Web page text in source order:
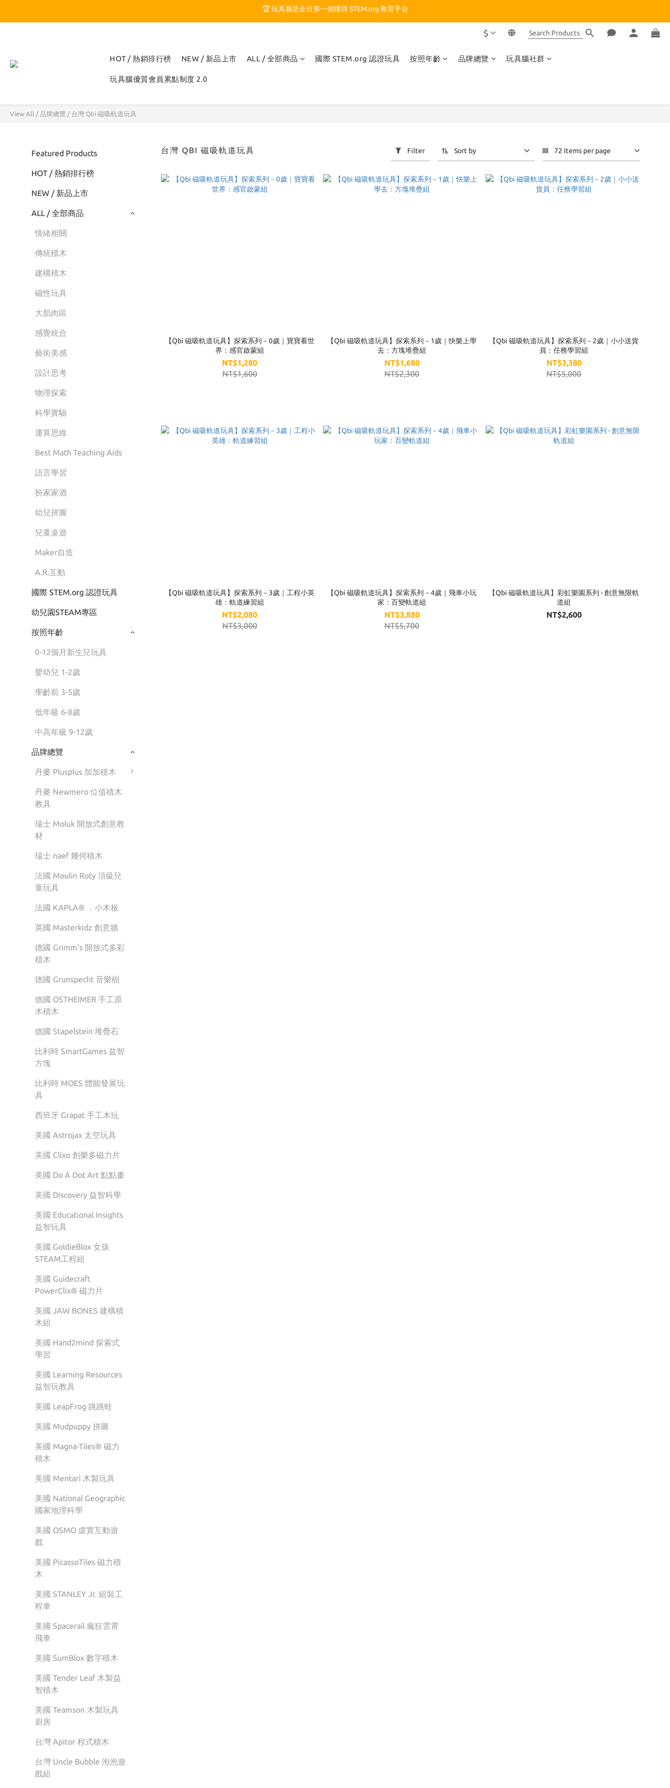
🏆 玩具腦是全台第一個獲得 STEM.org 教育平台
🍎 玩具腦最特別的 VIP 制度 👉
$
HOT / 熱銷排行榜 NEW / 新品上市 ALL / 全部商品 國際 STEM.org 認證玩具 按照年齡 品牌總覽 玩具腦社群
玩具腦優質會員累點制度 2.0
View All / 品牌總覽 / 台灣 Qbi 磁吸軌道玩具
Featured Products
HOT / 熱銷排行榜
NEW / 新品上市
ALL / 全部商品
情緒相關
傳統積木
建構積木
磁性玩具
大肌肉區
感覺統合
藝術美感
設計思考
物理探索
科學實驗
運算思維
Best Math Teaching Aids
語言學習
扮家家酒
幼兒拼圖
兒童桌遊
Maker自造
A.R.互動
國際 STEM.org 認證玩具
幼兒園STEAM專區
按照年齡
0-12個月新生兒玩具
嬰幼兒 1-2歲
學齡前 3-5歲
低年級 6-8歲
中高年級 9-12歲
品牌總覽
丹麥 Plusplus 加加積木
丹麥 Newmero 位值積木
教具
瑞士 Moluk 開放式創意教
材
瑞士 naef 幾何積木
法國 Moulin Roty 頂級兒
童玩具
法國 KAPLA® ．小木板
英國 Masterkidz 創意牆
德國 Grimm's 開放式多彩
積木
德國 Grunspecht 音樂樹
德國 OSTHEIMER 手工原
木積木
德國 Stapelstein 堆疊石
比利時 SmartGames 益智
方塊
比利時 MOES 體能發展玩
具
西班牙 Grapat 手工木玩
美國 Astrojax 太空玩具
美國 Clixo 創樂多磁力片
美國 Do A Dot Art 點點畫
美國 Discovery 益智科學
美國 Educational Insights
益智玩具
美國 GoldieBlox 女孩
STEAM工程組
美國 Guidecraft
PowerClix® 磁力片
美國 JAW BONES 建構積
木組
美國 Hand2mind 探索式
學習
美國 Learning Resources
益智玩教具
美國 LeapFrog 跳跳蛙
美國 Mudpuppy 拼圖
美國 Magna-Tiles® 磁力
積木
美國 Mentari 木製玩具
美國 National Geographic
國家地理科學
美國 OSMO 虛實互動遊
戲
美國 PicassoTiles 磁力積
木
美國 STANLEY Jr. 組裝工
程車
美國 Spacerail 瘋狂雲霄
飛車
美國 SumBlox 數字積木
美國 Tender Leaf 木製益
智積木
美國 Teamson 木製玩具
廚房
台灣 Apitor 程式積木
台灣 Uncle Bubble 泡泡遊
戲組
台灣 QBI 磁吸軌道玩具 Filter Sort by 72 Items per page
【Qbi 磁吸軌道玩具】探索系列－0歲｜寶寶看世
界：感官啟蒙組
NT$1,280
NT$1,600
【Qbi 磁吸軌道玩具】探索系列－1歲｜快樂上學
去：方塊堆疊組
NT$1,680
NT$2,300
【Qbi 磁吸軌道玩具】探索系列－2歲｜小小送貨
員：任務學習組
NT$3,380
NT$5,000
【Qbi 磁吸軌道玩具】探索系列－3歲｜工程小英
雄：軌道練習組
NT$2,080
NT$3,000
【Qbi 磁吸軌道玩具】探索系列－4歲｜飛車小玩
家：百變軌道組
NT$3,880
NT$5,700
【Qbi 磁吸軌道玩具】彩虹樂園系列 - 創意無限軌
道組
NT$2,600